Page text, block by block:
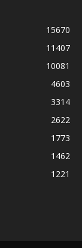
15670
11407
10081
4603
3314
2622
1773
1462
1221